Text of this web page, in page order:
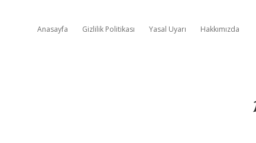
Anasayfa Gizlilik Politikası Yasal Uyarı Hakkımızda